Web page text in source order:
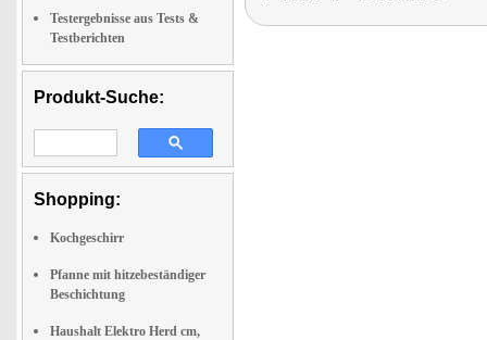
Testergebnisse aus Tests &
Testberichten
Produkt-Suche:
Shopping:
Kochgeschirr
Pfanne mit hitzebeständiger
Beschichtung
Haushalt Elektro Herd cm,